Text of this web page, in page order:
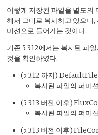
이렇게 저장된 파일을 별도의
해서 그대로 복사하고 있으니
미션으로 들어가는 것이다.
기존 5.3.12에서는 복사된 파
것을 확인하였다.
(5.3.12 까지)
복사된 파일의 퍼미
(5.3.13 버전 이후)
복사된 파일의 퍼미
(5.3.13 버전 이후)